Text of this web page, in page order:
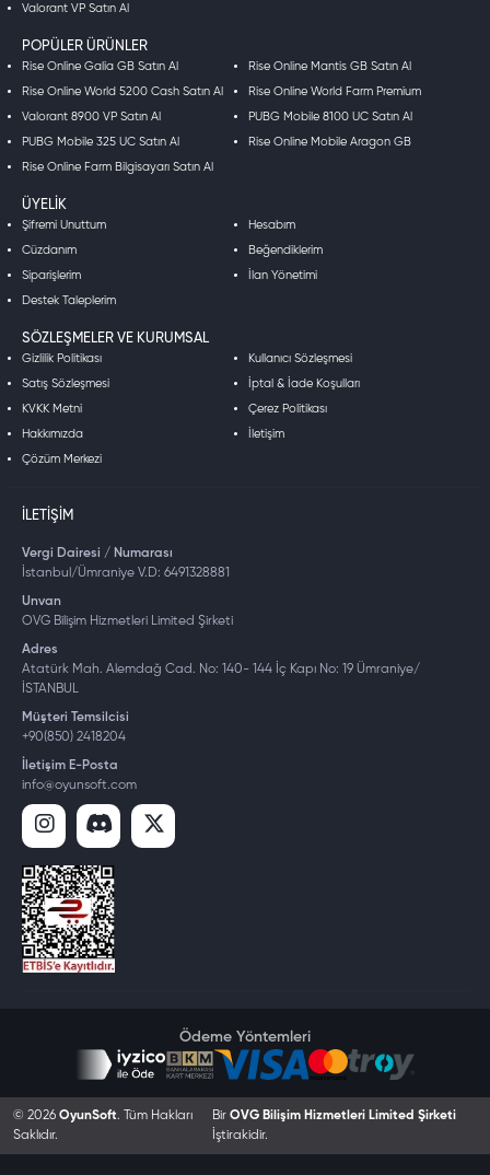
Valorant VP Satın Al
POPÜLER ÜRÜNLER
Rise Online Galia GB Satın Al Rise Online Mantis GB Satın Al
Rise Online World 5200 Cash Satın Al Rise Online World Farm Premium
Valorant 8900 VP Satın Al PUBG Mobile 8100 UC Satın Al
PUBG Mobile 325 UC Satın Al Rise Online Mobile Aragon GB
Rise Online Farm Bilgisayarı Satın Al
ÜYELIK
Şifremi Unuttum Hesabım
Cüzdanım Beğendiklerim
Siparişlerim İlan Yönetimi
Destek Taleplerim
SÖZLEŞMELER VE KURUMSAL
Gizlilik Politikası Kullanıcı Sözleşmesi
Satış Sözleşmesi İptal & İade Koşulları
KVKK Metni Çerez Politikası
Hakkımızda İletişim
Çözüm Merkezi
İLETIŞIM
Vergi Dairesi / Numarası
İstanbul/Ümraniye V.D: 6491328881
Unvan
OVG Bilişim Hizmetleri Limited Şirketi
Adres
Atatürk Mah. Alemdağ Cad. No: 140- 144 İç Kapı No: 19 Ümraniye/
İSTANBUL
Müşteri Temsilcisi
+90(850) 2418204
İletişim E-Posta
info@oyunsoft.com
Ödeme Yöntemleri
© 2026 OyunSoft. Tüm Hakları
Saklıdır.
Bir OVG Bilişim Hizmetleri Limited Şirketi
İştirakidir.